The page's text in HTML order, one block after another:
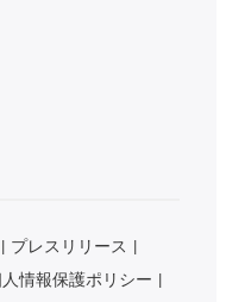
プレスリリース
情報保護ポリシー